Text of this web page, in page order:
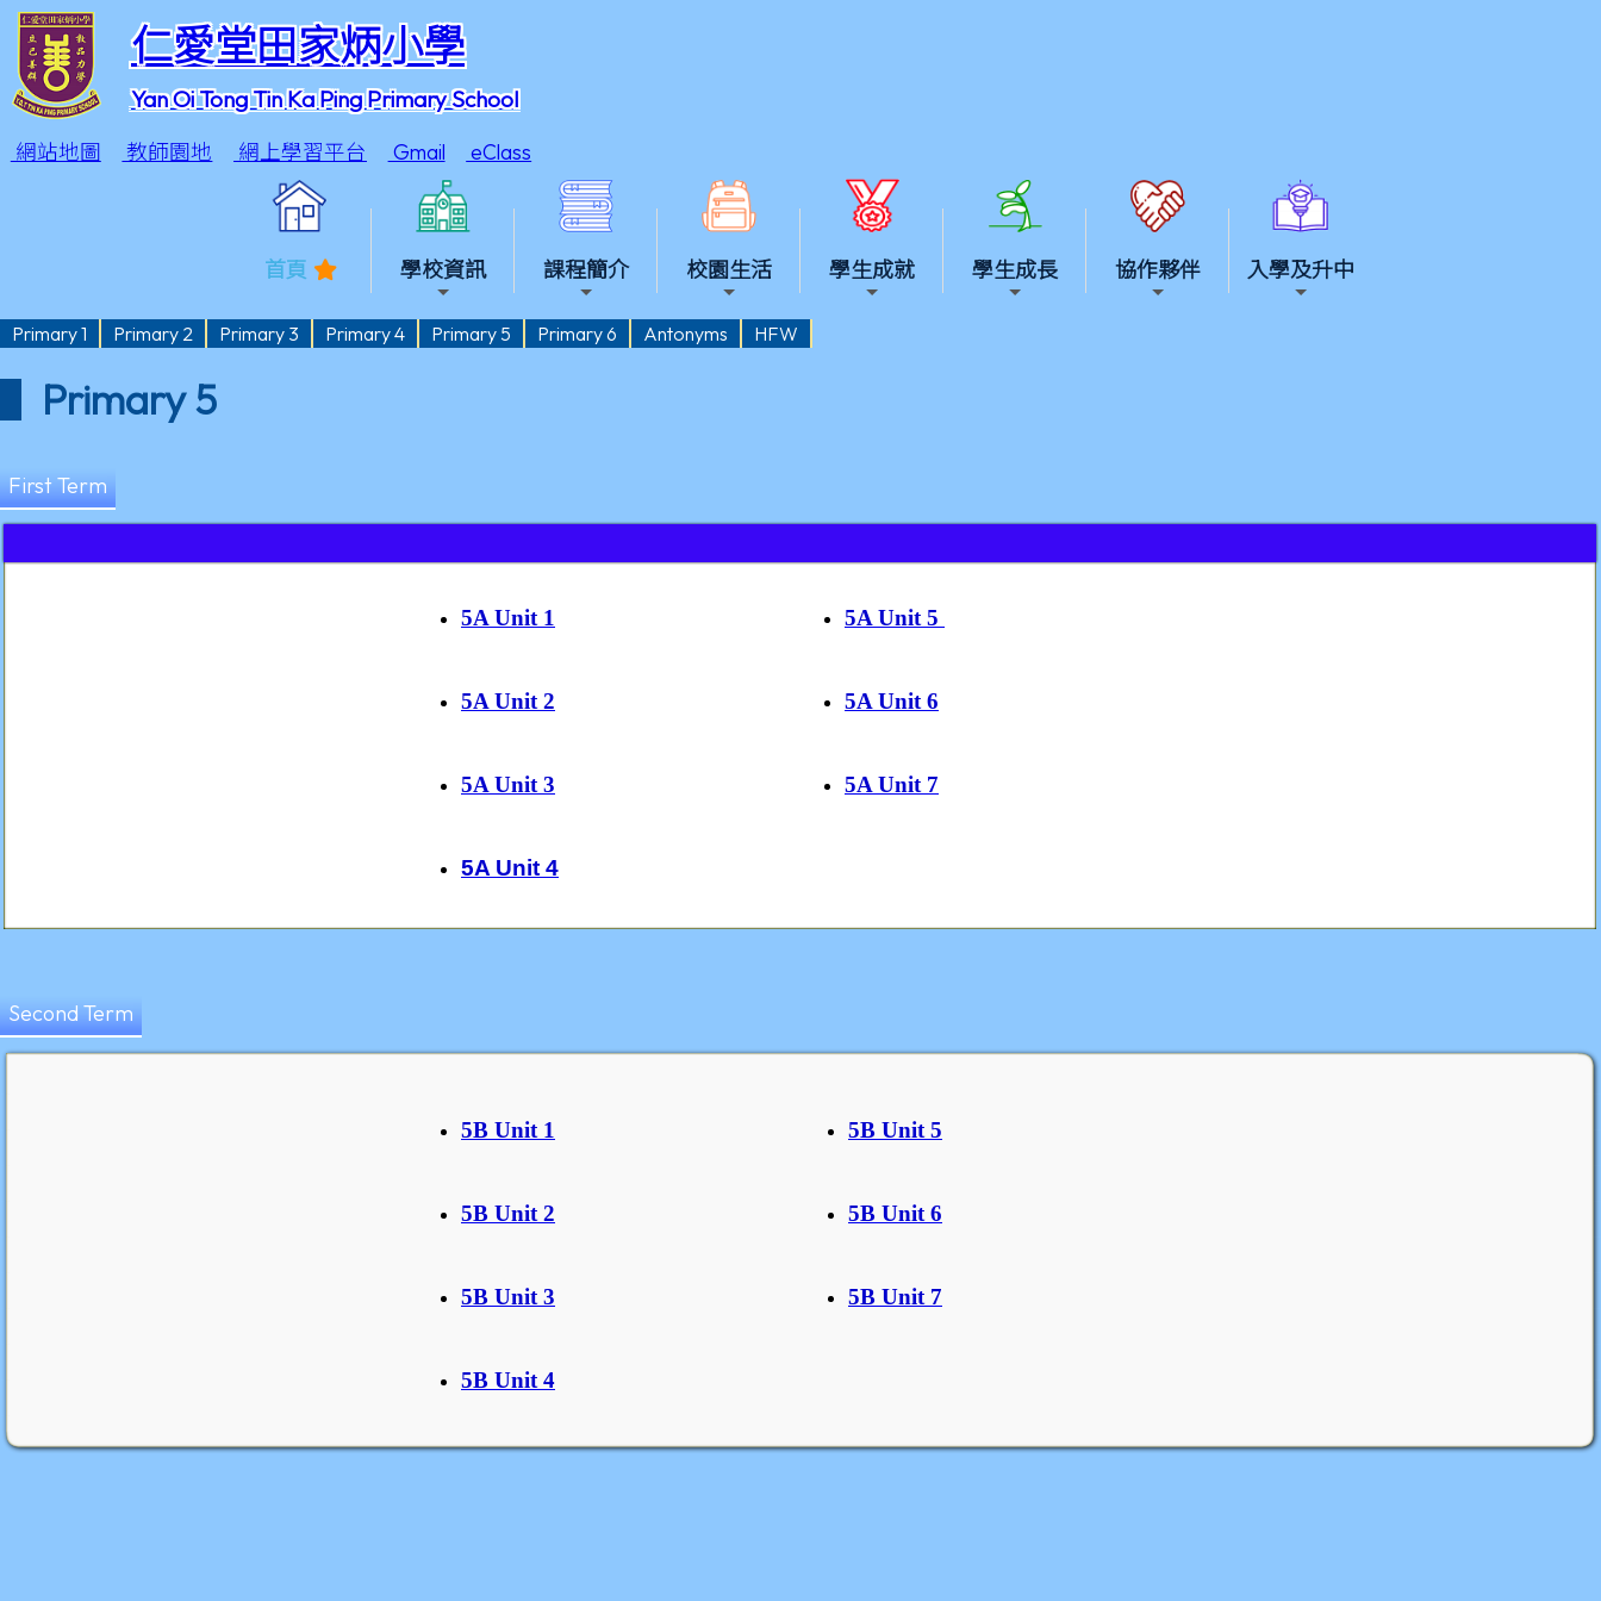
仁愛堂田家炳小學
Yan Oi Tong Tin Ka Ping Primary School
網站地圖 教師園地 網上學習平台 Gmail eClass
首頁 學校資訊 課程簡介 校園生活 學生成就 學生成長 協作夥伴 入學及升中
Primary 1 Primary 2 Primary 3 Primary 4 Primary 5 Primary 6 Antonyms HFW
Primary 5
First Term
5A Unit 1 5A Unit 5
5A Unit 2 5A Unit 6
5A Unit 3 5A Unit 7
5A Unit 4
Second Term
5B Unit 1 5B Unit 5
5B Unit 2 5B Unit 6
5B Unit 3 5B Unit 7
5B Unit 4